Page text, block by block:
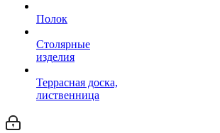
Полок
Столярные
изделия
Террасная доска,
лиственница